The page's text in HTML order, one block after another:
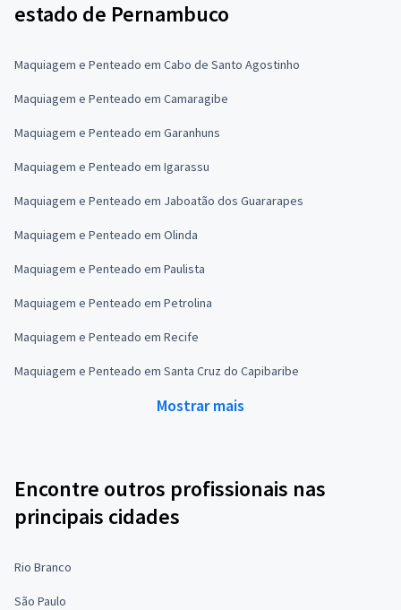
estado de Pernambuco
Maquiagem e Penteado em Cabo de Santo Agostinho
Maquiagem e Penteado em Camaragibe
Maquiagem e Penteado em Garanhuns
Maquiagem e Penteado em Igarassu
Maquiagem e Penteado em Jaboatão dos Guararapes
Maquiagem e Penteado em Olinda
Maquiagem e Penteado em Paulista
Maquiagem e Penteado em Petrolina
Maquiagem e Penteado em Recife
Maquiagem e Penteado em Santa Cruz do Capibaribe
Mostrar mais
Encontre outros profissionais nas
principais cidades
Rio Branco
São Paulo